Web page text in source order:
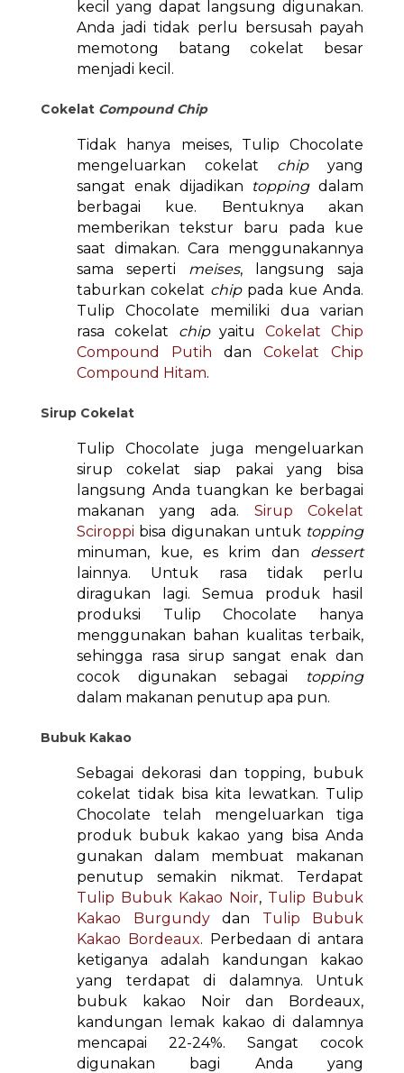
kecil yang dapat langsung digunakan.
Anda jadi tidak perlu bersusah payah
memotong batang cokelat besar
menjadi kecil.
Cokelat Compound Chip
Tidak hanya meises, Tulip Chocolate
mengeluarkan cokelat chipyang
sangat enak dijadikan topping dalam
berbagai kue. Bentuknya akan
memberikan tekstur baru pada kue
saat dimakan. Cara menggunakannya
sama seperti meises, langsung saja
taburkan cokelat chip pada kue Anda.
Tulip Chocolate memiliki dua varian
rasa cokelat chipyaituCokelat Chip
Compound Putih dan Cokelat Chip
Compound Hitam.
Sirup Cokelat
Tulip Chocolate juga mengeluarkan
sirup cokelat siap pakai yang bisa
langsung Anda tuangkan ke berbagai
makanan yang ada. Sirup Cokelat
Sciroppi bisa digunakan untuk topping
minuman, kue, es krim dan dessert
lainnya. Untuk rasa tidak perlu
diragukan lagi. Semua produk hasil
produksi Tulip Chocolate hanya
menggunakan bahan kualitas terbaik,
sehingga rasa sirup sangat enak dan
cocok digunakan sebagai
topping
dalam makanan penutup apa pun.
Bubuk Kakao
Sebagai dekorasi dan topping, bubuk
cokelat tidak bisa kita lewatkan. Tulip
Chocolate telah mengeluarkan tiga
produk bubuk kakao yang bisa Anda
gunakan dalam membuat makanan
penutup semakin nikmat. Terdapat
Tulip Bubuk Kakao Noir, Tulip Bubuk
Kakao Burgundydan Tulip Bubuk
Kakao Bordeaux. Perbedaan di antara
ketiganya adalah kandungan kakao
yang terdapat di dalamnya. Untuk
bubuk kakao Noir dan Bordeaux,
kandungan lemak kakao di dalamnya
mencapai 22-24%. Sangat cocok
digunakan bagi Anda yang